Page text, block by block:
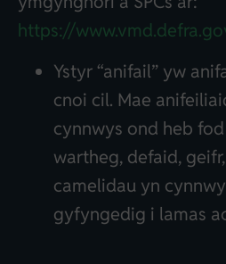
https://
Ystyr “anifail” yw
cnoi cil. Mae
cynnwys ond heb
wartheg, defaid,
camelidau yn
gyfyngedig i lamas